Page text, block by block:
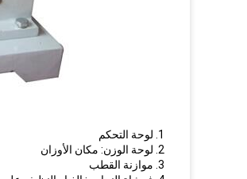
1. لوحة التحكم
2. لوحة الوزن: مكان الأوزان
3. موازنة القطب